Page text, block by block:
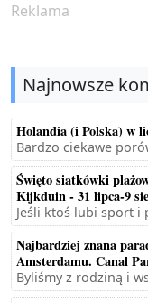
Reklama
Najnowsze
Holandia (i Polska) w
Bardzo ciekawe
Święto siatkówki
Kijkduin - 31 lipca-9
Jeśli ktoś lubi sport i
Najbardziej znana
Amsterdamu. Canal
Byliśmy z rodziną i